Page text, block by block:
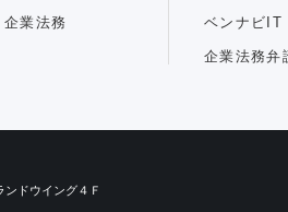
企業法務 ベンナビIT
企業法務弁
ドウイング４Ｆ